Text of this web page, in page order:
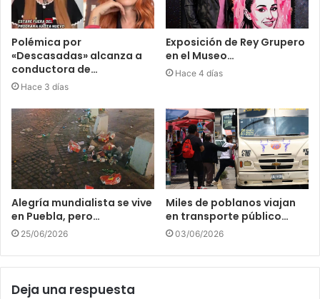
Polémica por
«Descasadas» alcanza a
conductora de…
Hace 3 días
Exposición de Rey Grupero
en el Museo…
Hace 4 días
Alegría mundialista se vive
en Puebla, pero…
25/06/2026
Miles de poblanos viajan
en transporte público…
03/06/2026
Deja una respuesta